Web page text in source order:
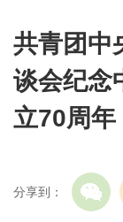
共青团中
谈会纪念
立70周年
分享到：